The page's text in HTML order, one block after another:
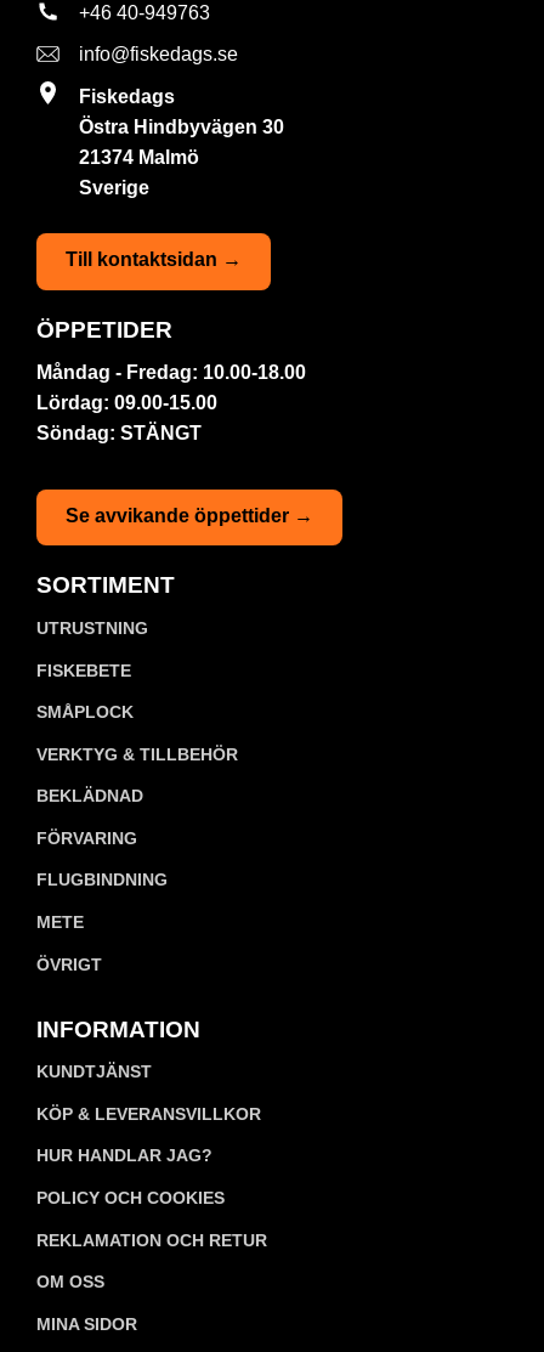
+46 40-949763
info@fiskedags.se
Fiskedags
Östra Hindbyvägen 30
21374 Malmö
Sverige
Till kontaktsidan →
ÖPPETIDER
Måndag - Fredag: 10.00-18.00
Lördag: 09.00-15.00
Söndag: STÄNGT
Se avvikande öppettider →
SORTIMENT
UTRUSTNING
FISKEBETE
SMÅPLOCK
VERKTYG & TILLBEHÖR
BEKLÄDNAD
FÖRVARING
FLUGBINDNING
METE
ÖVRIGT
INFORMATION
KUNDTJÄNST
KÖP & LEVERANSVILLKOR
HUR HANDLAR JAG?
POLICY OCH COOKIES
REKLAMATION OCH RETUR
OM OSS
MINA SIDOR